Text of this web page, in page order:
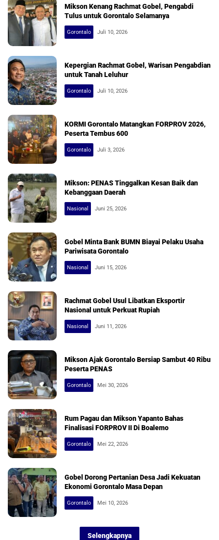
Mikson Kenang Rachmat Gobel, Pengabdi
Tulus untuk Gorontalo Selamanya
Gorontalo Juli 10, 2026
Kepergian Rachmat Gobel, Warisan Pengabdian
untuk Tanah Leluhur
Gorontalo Juli 10, 2026
KORMI Gorontalo Matangkan FORPROV 2026,
Peserta Tembus 600
Gorontalo Juli 3, 2026
Mikson: PENAS Tinggalkan Kesan Baik dan
Kebanggaan Daerah
Nasional Juni 25, 2026
Gobel Minta Bank BUMN Biayai Pelaku Usaha
Pariwisata Gorontalo
Nasional Juni 15, 2026
Rachmat Gobel Usul Libatkan Eksportir
Nasional untuk Perkuat Rupiah
Nasional Juni 11, 2026
Mikson Ajak Gorontalo Bersiap Sambut 40 Ribu
Peserta PENAS
Gorontalo Mei 30, 2026
Rum Pagau dan Mikson Yapanto Bahas
Finalisasi FORPROV II Di Boalemo
Gorontalo Mei 22, 2026
Gobel Dorong Pertanian Desa Jadi Kekuatan
Ekonomi Gorontalo Masa Depan
Gorontalo Mei 10, 2026
Selengkapnya